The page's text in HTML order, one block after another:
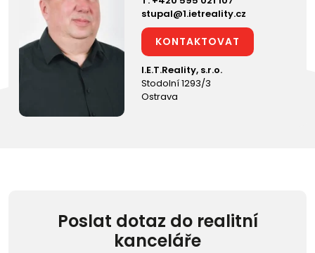
stupal@1.ietreality.cz
KONTAKTOVAT
I.E.T.Reality, s.r.o.
Stodolní 1293/3
Ostrava
Poslat dotaz do realitní
kanceláře